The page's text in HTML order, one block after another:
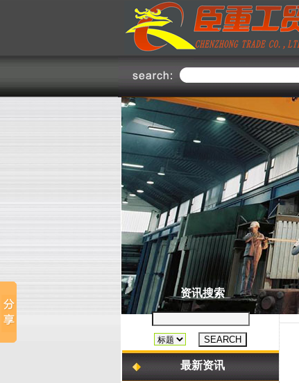
不锈钢部
不锈钢部
上海臣重不锈钢部主要经销国内
外各大钢铁厂上海克虏伯、广州
联众、宁波宝新、山西太钢、张
家港浦项、昆山大庚、宝钢集
团、台湾烨联、南非哥伦布、日
本、芬兰OUTOKUMPU、南非
Colum......了解更多
资讯搜索
最新资讯